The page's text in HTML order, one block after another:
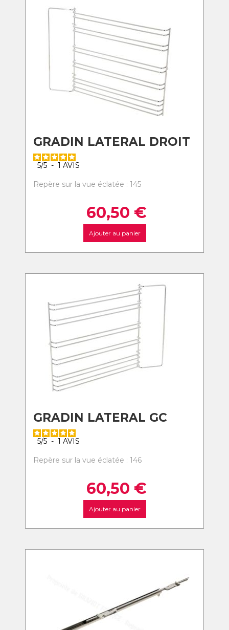
GRADIN LATERAL DROIT
5/5 - 1 AVIS
Repère sur la vue éclatée : 145
60,50 €
Ajouter au panier
GRADIN LATERAL GC
5/5 - 1 AVIS
Repère sur la vue éclatée : 146
60,50 €
Ajouter au panier